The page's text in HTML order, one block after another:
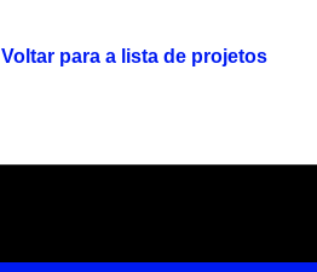
Voltar para a lista de projetos